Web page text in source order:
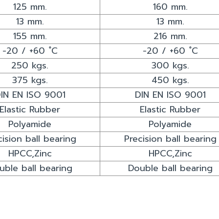
125 mm.
160 mm.
13 mm.
13 mm.
155 mm.
216 mm.
-20 / +60 ํC
-20 / +60 ํC
250 kgs.
300 kgs.
375 kgs.
450 kgs.
EN ISO 9001
DIN EN ISO 9001
Elastic Rubber
Elastic Rubber
Polyamide
Polyamide
ball bearing
Precision ball bearing
HPCC,Zinc
HPCC,Zinc
ball bearing
Double ball bearing